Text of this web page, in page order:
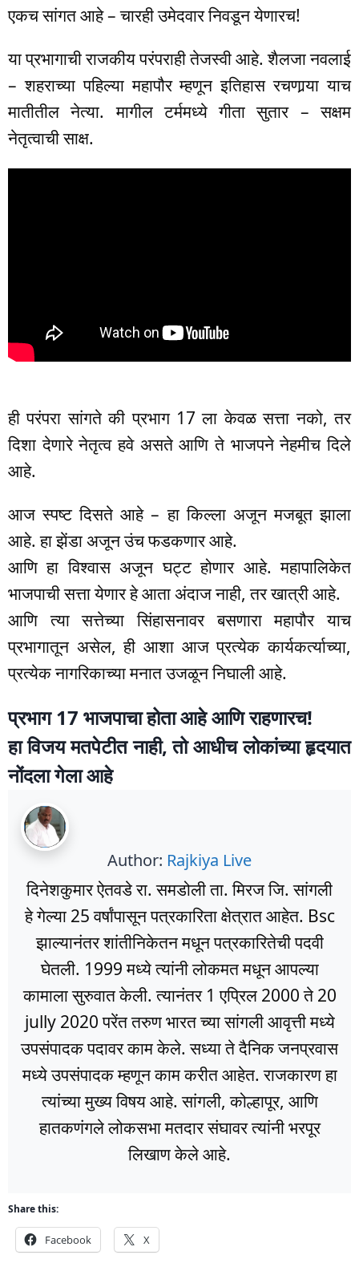
एकच सांगत आहे – चारही उमेदवार निवडून येणारच!
या प्रभागाची राजकीय परंपराही तेजस्वी आहे. शैलजा नवलाई
– शहराच्या पहिल्या महापौर म्हणून इतिहास रचणार्‍या याच
मातीतील नेत्या. मागील टर्ममध्ये गीता सुतार – सक्षम
नेतृत्वाची साक्ष.
ही परंपरा सांगते की प्रभाग 17 ला केवळ सत्ता नको, तर
दिशा देणारे नेतृत्व हवे असते आणि ते भाजपने नेहमीच दिले
आहे.
आज स्पष्ट दिसते आहे – हा किल्ला अजून मजबूत झाला
आहे. हा झेंडा अजून उंच फडकणार आहे.
आणि हा विश्वास अजून घट्ट होणार आहे. महापालिकेत
भाजपाची सत्ता येणार हे आता अंदाज नाही, तर खात्री आहे.
आणि त्या सत्तेच्या सिंहासनावर बसणारा महापौर याच
प्रभागातून असेल, ही आशा आज प्रत्येक कार्यकर्त्याच्या,
प्रत्येक नागरिकाच्या मनात उजळून निघाली आहे.
प्रभाग 17 भाजपाचा होता आहे आणि राहणारच!
हा विजय मतपेटीत नाही, तो आधीच लोकांच्या हृदयात
नोंदला गेला आहे
Author: Rajkiya Live
दिनेशकुमार ऐतवडे रा. समडोली ता. मिरज जि. सांगली
हे गेल्या 25 वर्षांपासून पत्रकारिता क्षेत्रात आहेत. Bsc
झाल्यानंतर शांतीनिकेतन मधून पत्रकारितेची पदवी
घेतली. 1999 मध्ये त्यांनी लोकमत मधून आपल्या
कामाला सुरुवात केली. त्यानंतर 1 एप्रिल 2000 ते 20
jully 2020 परेंत तरुण भारत च्या सांगली आवृत्ती मध्ये
उपसंपादक पदावर काम केले. सध्या ते दैनिक जनप्रवास
मध्ये उपसंपादक म्हणून काम करीत आहेत. राजकारण हा
त्यांच्या मुख्य विषय आहे. सांगली, कोल्हापूर, आणि
हातकणंगले लोकसभा मतदार संघावर त्यांनी भरपूर
लिखाण केले आहे.
Share this:
Facebook X